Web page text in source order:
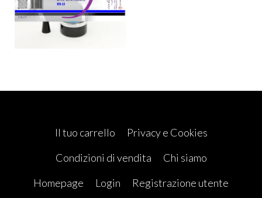
Il tuo carrello
Privacy e Cookies
Condizioni di vendita
Chi siamo
Homepage
Login
Registrazione utente